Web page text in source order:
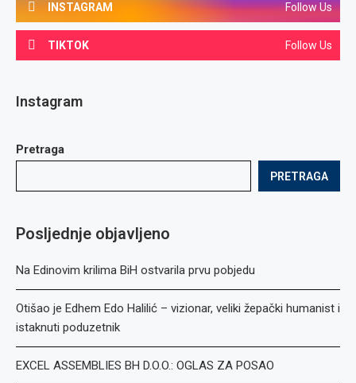
INSTAGRAM Follow Us
TIKTOK Follow Us
Instagram
Pretraga
PRETRAGA
Posljednje objavljeno
Na Edinovim krilima BiH ostvarila prvu pobjedu
Otišao je Edhem Edo Halilić – vizionar, veliki žepački humanist i
istaknuti poduzetnik
EXCEL ASSEMBLIES BH D.O.O.: OGLAS ZA POSAO